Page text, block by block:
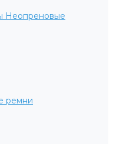
Неопреновые
ремни